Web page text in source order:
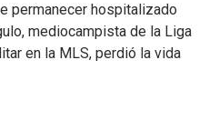
permanecer hospitalizado
mediocampista de la Liga
en la MLS, perdió la vida